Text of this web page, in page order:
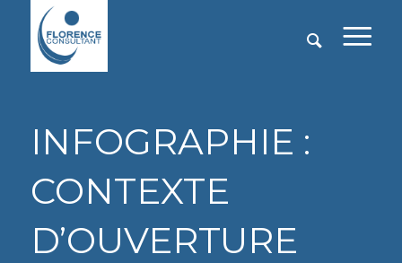
INFOGRAPHIE :
CONTEXTE
D’OUVERTURE